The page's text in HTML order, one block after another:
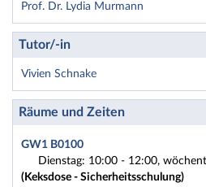
Prof. Dr. Lydia Murmann
Tutor/-in
Vivien Schnake
Räume und Zeiten
GW1 B0100
Dienstag: 10:00 - 12:00,
(Keksdose - Sicherheitsschulung)